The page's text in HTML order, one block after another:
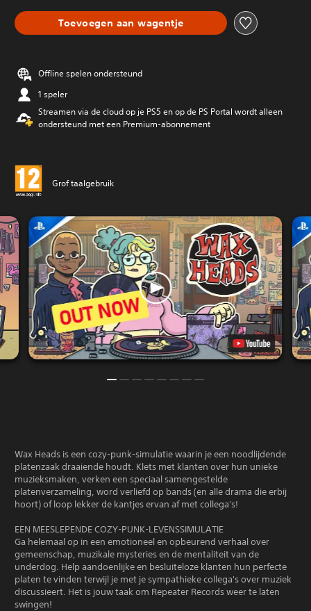
Toevoegen aan wagentje
Offline spelen ondersteund
1 speler
Streamen via de cloud op je PS5 en op de PS Portal wordt alleen
ondersteund met een Premium-abonnement
Grof taalgebruik
Wax Heads is een cozy-punk-simulatie waarin je een noodlijdende
platenzaak draaiende houdt. Klets met klanten over hun unieke
muzieksmaken, verken een speciaal samengestelde
platenverzameling, word verliefd op bands (en alle drama die erbij
hoort) of loop lekker de kantjes ervan af met collega's!
EEN MEESLEPENDE COZY-PUNK-LEVENSSIMULATIE
Ga helemaal op in een emotioneel en opbeurend verhaal over
gemeenschap, muzikale mysteries en de mentaliteit van de
underdog. Help aandoenlijke en besluiteloze klanten hun perfecte
platen te vinden terwijl je met je sympathieke collega's over muziek
discussieert. Het is jouw taak om Repeater Records weer te laten
swingen!